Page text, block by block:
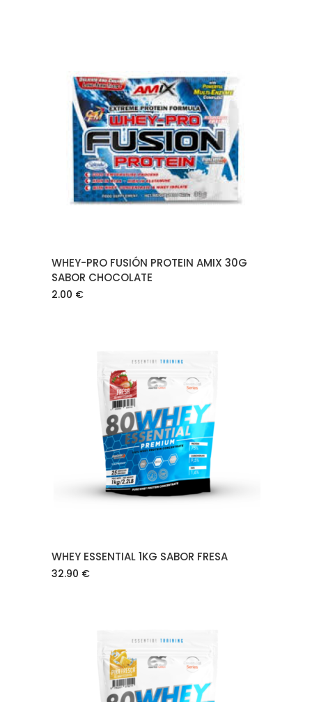
AÑADIR AL CARRITO
WHEY-PRO FUSIÓN PROTEIN AMIX 30G
SABOR CHOCOLATE
2.00 €
AÑADIR AL CARRITO
WHEY ESSENTIAL 1KG SABOR FRESA
32.90 €